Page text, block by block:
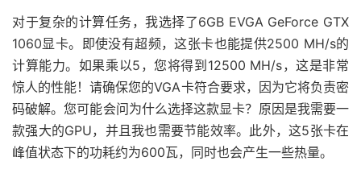
对于复杂的计算任务，我选择了6GB EVGA GeForce GTX
1060显卡。即使没有超频，这张卡也能提供2500 MH/s的
计算能力。如果乘以5，您将得到12500 MH/s，这是非常
惊人的性能！请确保您的VGA卡符合要求，因为它将负责密
码破解。您可能会问为什么选择这款显卡？原因是我需要一
款强大的GPU，并且我也需要节能效率。此外，这5张卡在
峰值状态下的功耗约为600瓦，同时也会产生一些热量。